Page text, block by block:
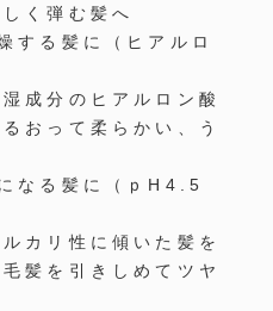
く弾む髪へ
る髪に（ヒアルロ
成分のヒアルロン酸
おって柔らかい、う
なる髪に（ｐ H4.5
カリ性に傾いた髪を
髪を引きしめてツヤ